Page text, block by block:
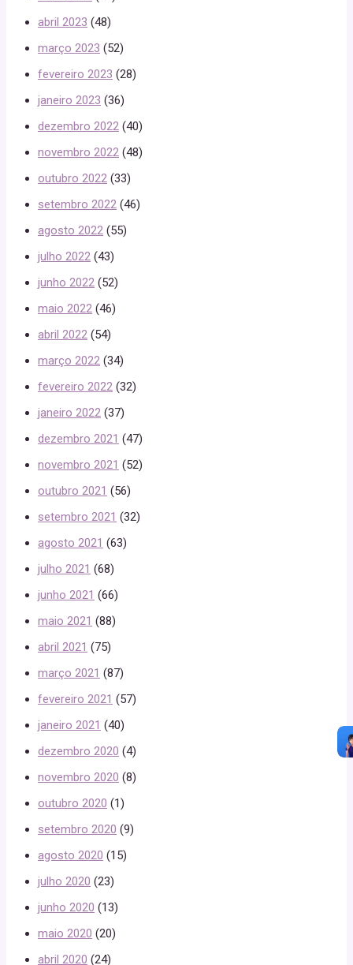
abril 2023 (48)
março 2023 (52)
fevereiro 2023 (28)
janeiro 2023 (36)
dezembro 2022 (40)
novembro 2022 (48)
outubro 2022 (33)
setembro 2022 (46)
agosto 2022 (55)
julho 2022 (43)
junho 2022 (52)
maio 2022 (46)
abril 2022 (54)
março 2022 (34)
fevereiro 2022 (32)
janeiro 2022 (37)
dezembro 2021 (47)
novembro 2021 (52)
outubro 2021 (56)
setembro 2021 (32)
agosto 2021 (63)
julho 2021 (68)
junho 2021 (66)
maio 2021 (88)
abril 2021 (75)
março 2021 (87)
fevereiro 2021 (57)
janeiro 2021 (40)
dezembro 2020 (4)
novembro 2020 (8)
outubro 2020 (1)
setembro 2020 (9)
agosto 2020 (15)
julho 2020 (23)
junho 2020 (13)
maio 2020 (20)
abril 2020 (24)